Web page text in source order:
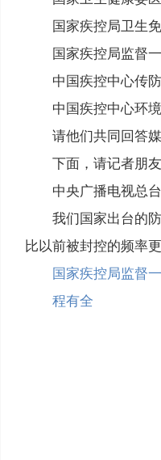
国家疾控局卫生
国家疾控局监督
中国疾控中心传
中国疾控中心环
请他们共同回答媒
下面，请记者朋
中央广播电视总
我们国家出台的
比以前被封控的频率
国家疾控局监督
程有全